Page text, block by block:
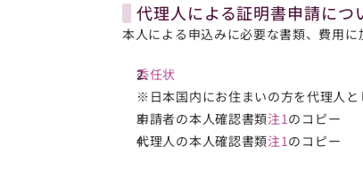
代理人による証明書申請につ
本人による申込みに必要な書類、費用に
委任状
※日本国内にお住まいの方を代理人と
申請者の本人確認書類注1のコピー
代理人の本人確認書類注1のコピー